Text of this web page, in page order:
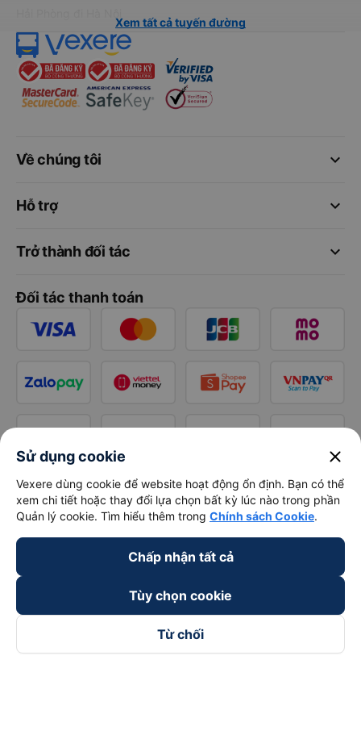
Xem tất cả tuyến đường
keyboard_arrow_down
Về chúng tôi
keyboard_arrow_down
Hỗ trợ
keyboard_arrow_down
Trở thành đối tác
Đối tác thanh toán
Sử dụng cookie close
Vexere dùng cookie để website hoạt động ổn định. Bạn có thể
xem chi tiết hoặc thay đổi lựa chọn bất kỳ lúc nào trong phần
Quản lý cookie. Tìm hiểu thêm trong Chính sách Cookie.
Chấp nhận tất cả
Tùy chọn cookie
Từ chối